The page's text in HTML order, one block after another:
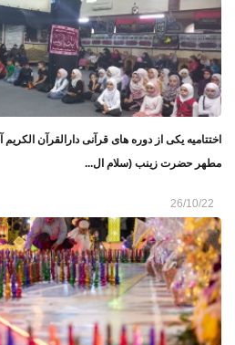
اختتامیه یکی از دوره های قرآنی دارالقرآن
مطهر حضرت زینب (سلام ال...
26/10/22